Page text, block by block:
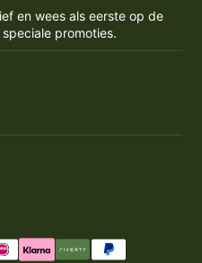
en wees als eerste op de
promoties.